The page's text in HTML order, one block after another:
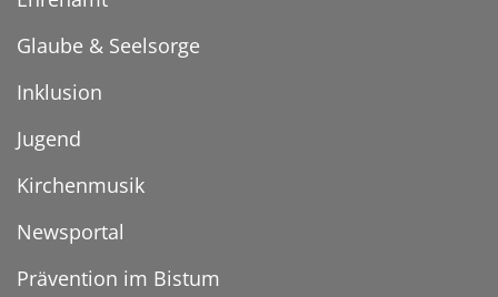
Glaube & Seelsorge
Inklusion
Jugend
Kirchenmusik
Newsportal
Prävention im Bistum